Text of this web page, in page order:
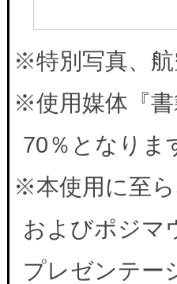
※特別写真、
※使用媒体『
70％となりま
※本使用に至
およびポジマ
プレゼンテー